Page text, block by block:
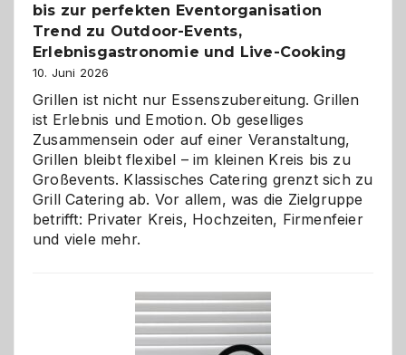
bis zur perfekten Eventorganisation
Trend zu Outdoor-Events,
Erlebnisgastronomie und Live-Cooking
10. Juni 2026
Grillen ist nicht nur Essenszubereitung. Grillen
ist Erlebnis und Emotion. Ob geselliges
Zusammensein oder auf einer Veranstaltung,
Grillen bleibt flexibel – im kleinen Kreis bis zu
Großevents. Klassisches Catering grenzt sich zu
Grill Catering ab. Vor allem, was die Zielgruppe
betrifft: Privater Kreis, Hochzeiten, Firmenfeier
und viele mehr.